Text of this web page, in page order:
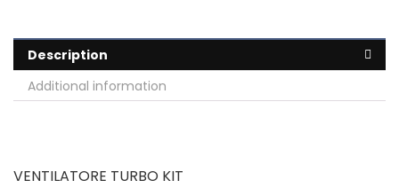
Description
Additional information
VENTILATORE TURBO KIT